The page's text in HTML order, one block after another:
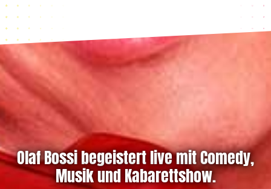
Olaf Bossi begeistert live mit Comedy,
Musik und Kabarettshow.